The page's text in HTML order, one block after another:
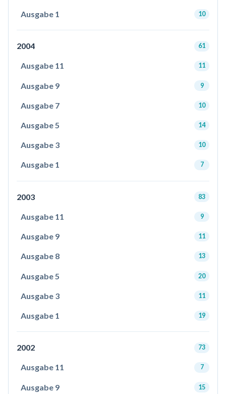
Ausgabe 1 10
2004 61
Ausgabe 11 11
Ausgabe 9 9
Ausgabe 7 10
Ausgabe 5 14
Ausgabe 3 10
Ausgabe 1 7
2003 83
Ausgabe 11 9
Ausgabe 9 11
Ausgabe 8 13
Ausgabe 5 20
Ausgabe 3 11
Ausgabe 1 19
2002 73
Ausgabe 11 7
Ausgabe 9 15